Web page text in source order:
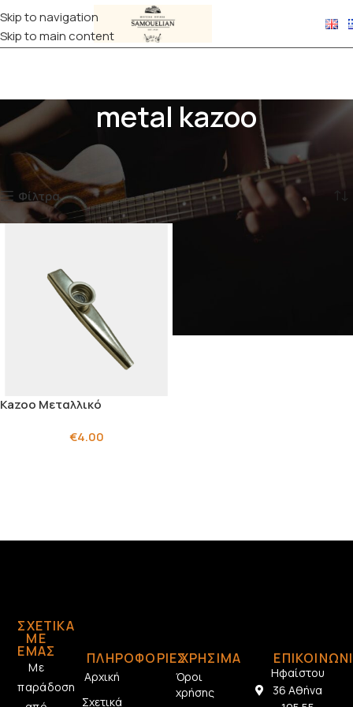
Skip to navigation
Skip to main content
metal kazoo
Αρχική σελίδα
Προϊόντα με ετικέτα “metal kazoo”
Εμφάνιση του μοναδικού αποτελέσματος
Φίλτρα
Kazoo Μεταλλικό
€4.00
ΣΧΕΤΙΚΆ
ΜΕ
ΕΜΆΣ
Με
παράδοση
ΠΛΗΡΟΦΟΡΙΕΣ
Αρχική
Σχετικά
ΧΡΗΣΙΜΑ
Όροι
χρήσης
Ηφαίστου
36 Αθήνα